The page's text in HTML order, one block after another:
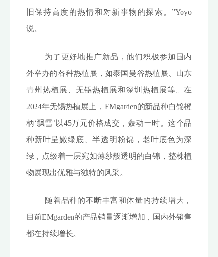
旧保持高度的热情和对新事物的探索。”Yoyo
说。
为了更好地推广新品，他们积极参加国内
外举办的各种热植展，如泰国曼谷热植展、山东
青州热植展、无锡热植展和深圳热植展等。在
2024年无锡热植展上，EMgarden的新品种白锦橙
柄‘飘雪’以45万元价格成交，轰动一时。这个品
种新叶呈嫩绿底、半透明粉锦，老叶底色为深
绿，点缀着一层宛如薄纱般透明的白锦，整株植
物展现出优雅与独特的风采。
随着品种的不断丰富和体量的持续增大，
目前EMgarden的产品销量逐渐增加，国内外销售
都在持续增长。